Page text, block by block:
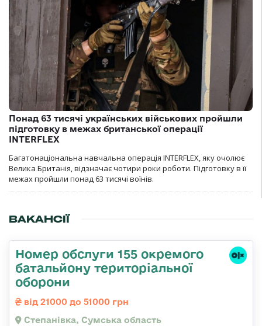
Понад 63 тисячі українських військових пройшли
підготовку в межах британської операції
INTERFLEX
Багатонаціональна навчальна операція INTERFLEX, яку очолює
Велика Британія, відзначає чотири роки роботи. Підготовку в її
межах пройшли понад 63 тисячі воїнів.
ВАКАНСІЇ
Номер обслуги 155 окремого
батальйону територіальної
оборони
від 21000 до 51000 грн
Степанівка, Сумська область